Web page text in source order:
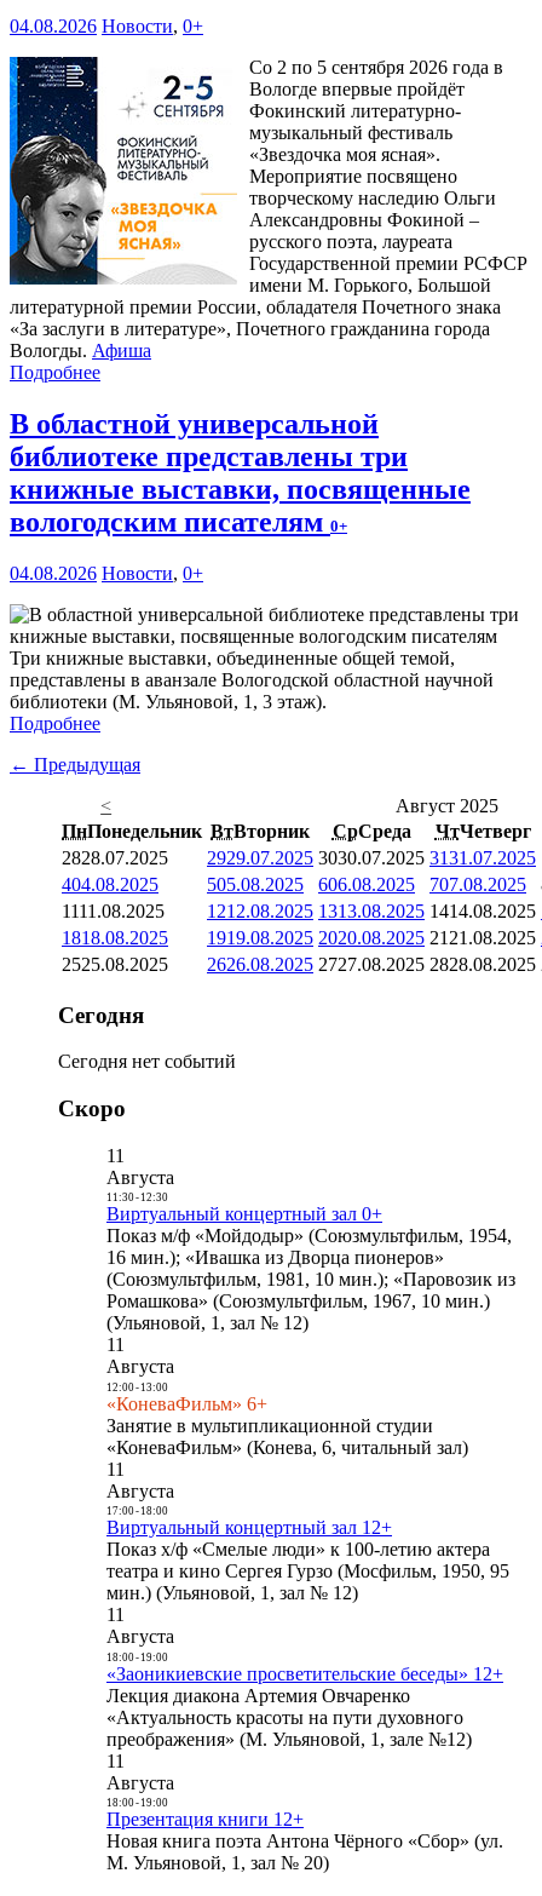
04.08.2026 Новости, 0+
Со 2 по 5 сентября 2026 года в
Вологде впервые пройдёт
Фокинский литературно-
музыкальный фестиваль
«Звездочка моя ясная».
Мероприятие посвящено
творческому наследию Ольги
Александровны Фокиной –
русского поэта, лауреата
Государственной премии РСФСР
имени М. Горького, Большой
литературной премии России, обладателя Почетного знака
«За заслуги в литературе», Почетного гражданина города
Вологды. Афиша
Подробнее
В областной универсальной
библиотеке представлены три
книжные выставки, посвященные
вологодским писателям 0+
04.08.2026 Новости, 0+
Три книжные выставки, объединенные общей темой,
представлены в аванзале Вологодской областной научной
библиотеки (М. Ульяновой, 1, 3 этаж).
Подробнее
← Предыдущая
<
Август 2025
ПнПонедельник ВтВторник СрСреда ЧтЧетверг
2828.07.2025 2929.07.2025 3030.07.2025 3131.07.2025
404.08.2025 505.08.2025 606.08.2025 707.08.2025
1111.08.2025 1212.08.2025 1313.08.2025 1414.08.2025
1818.08.2025 1919.08.2025 2020.08.2025 21 21.08.2025
2525.08.2025 2626.08.2025 2727.08.2025 2828.08.2025
Сегодня
Сегодня нет событий
Скоро
11
Августа
11:30- 12:30
Виртуальный концертный зал 0+
Показ м/ф «Мойдодыр» (Союзмультфильм, 1954,
16 мин.); «Ивашка из Дворца пионеров»
(Союзмультфильм, 1981, 10 мин.); «Паровозик из
Ромашкова» (Союзмультфильм, 1967, 10 мин.)
(Ульяновой, 1, зал № 12)
11
Августа
12:00- 13:00
«КоневаФильм» 6+
Занятие в мультипликационной студии
«КоневаФильм» (Конева, 6, читальный зал)
11
Августа
17:00- 18:00
Виртуальный концертный зал 12+
Показ х/ф «Смелые люди» к 100-летию актера
театра и кино Сергея Гурзо (Мосфильм, 1950, 95
мин.) (Ульяновой, 1, зал № 12)
11
Августа
18:00- 19:00
«Заоникиевские просветительские беседы» 12+
Лекция диакона Артемия Овчаренко
«Актуальность красоты на пути духовного
преображения» (М. Ульяновой, 1, зале №12)
11
Августа
18:00- 19:00
Презентация книги 12+
Новая книга поэта Антона Чёрного «Сбор» (ул.
М. Ульяновой, 1, зал № 20)